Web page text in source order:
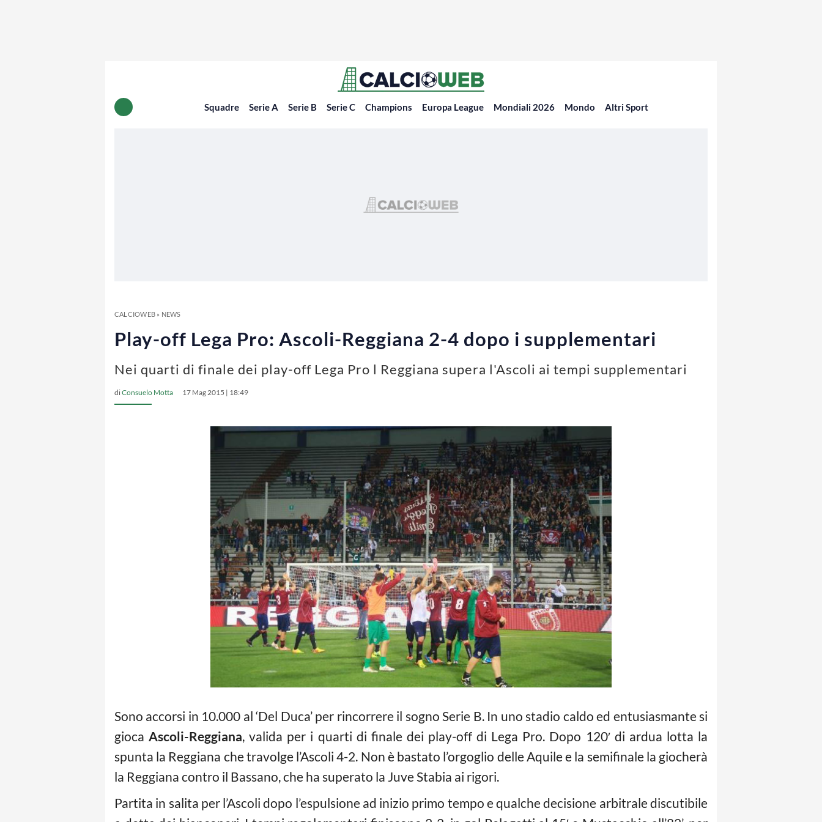
Squadre Serie A Serie B Serie C Champions Europa League Mondiali 2026 Mondo Altri Sport
CALCIOWEB» NEWS
Play-off Lega Pro: Ascoli-Reggiana 2-4 dopo i supplementari
Nei quarti di finale dei play-off Lega Pro l Reggiana supera l'Ascoli ai tempi supplementari
diConsuelo Motta 17 Mag 2015 | 18:49
Sono accorsi in 10.000 al ‘Del Duca’ per rincorrere il sogno Serie B. In uno stadio caldo ed entusiasmante si
giocaAscoli-Reggiana, valida per i quarti di finale dei play-off di Lega Pro. Dopo 120′ di ardua lotta la
spunta la Reggiana che travolge l’Ascoli 4-2. Non è bastato l’orgoglio delle Aquile e la semifinale la giocherà
la Reggiana contro il Bassano, che ha superato la Juve Stabia ai rigori.
Partita in salita per l’Ascoli dopo l’espulsione ad inizio primo tempo e qualche decisione arbitrale discutibile